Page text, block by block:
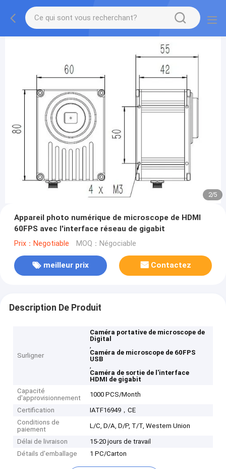
2/5
Appareil photo numérique de microscope de HDMI
60FPS avec l'interface réseau de gigabit
Prix：Negotiable MOQ：Négociable
meilleur prix Contactez
Description De Produit
Surligner
Caméra portative de microscope de
Digital
,
Caméra de microscope de 60FPS
USB
,
Caméra de sortie de l'interface
HDMI de gigabit
Capacité
d'approvisionnement
1000 PCS/Month
Certification
IATF16949，CE
Conditions de
paiement
L/C, D/A, D/P, T/T, Western Union
Délai de livraison
15-20 jours de travail
Détails d'emballage
1 PC/Carton